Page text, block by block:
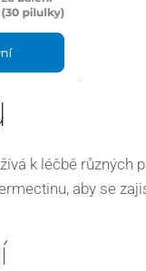
k léčbě různých
aby se